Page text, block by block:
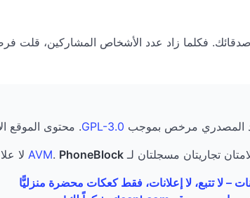
المصدري مرخص بموجب GPL-3.0. محتوى الموقع
تجاريتان مسجلتان لـ AVM. PhoneBlock
لا
– لا تتبع، لا إعلانات، فقط كعكات محضرة منزليًّا